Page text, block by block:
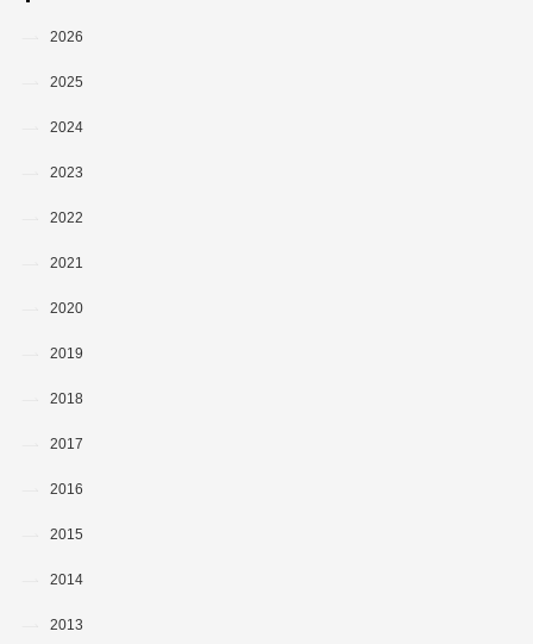
2026
2025
2024
2023
2022
2021
2020
2019
2018
2017
2016
2015
2014
2013